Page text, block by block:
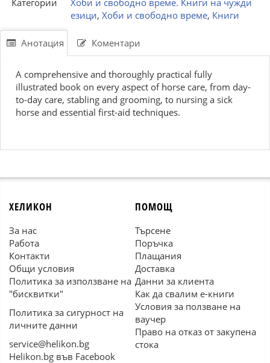
Категории
Хоби и свободно време. Книги на чужди
езици, Хоби и свободно време, Книги
Анотация Коментари
A comprehensive and thoroughly practical fully
illustrated book on every aspect of horse care, from day-
to-day care, stabling and grooming, to nursing a sick
horse and essential first-aid techniques.
ХЕЛИКОН
За нас
Работа
Контакти
Общи условия
Политика за използване на
"бисквитки"
Политика за сигурност на
личните данни
service@helikon.bg
Helikon.bg във Facebook
ПОМОЩ
Търсене
Поръчка
Плащания
Доставка
Данни за клиента
Как да свалим е-книги
Условия за ползване на
ваучер
Право на отказ от закупена
стока